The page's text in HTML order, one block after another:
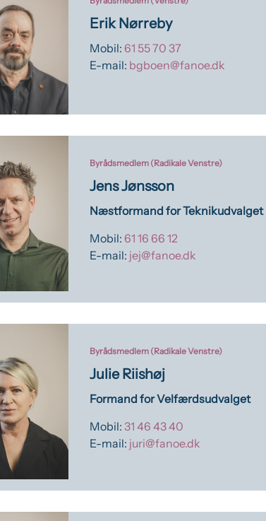
Erik Nørreby
Mobil: 61 55 70 37
E-mail: bgboen@fanoe.dk
Byrådsmedlem (Radikale Venstre)
Jens Jønsson
Næstformand for Teknikudvalget
Mobil: 61 16 66 12
E-mail: jej@fanoe.dk
Byrådsmedlem (Radikale Venstre)
Julie Riishøj
Formand for Velfærdsudvalget
Mobil: 31 46 43 40
E-mail: juri@fanoe.dk